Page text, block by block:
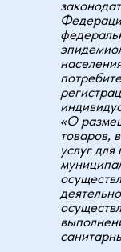
«О
товаров,
услуг